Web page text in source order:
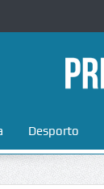
Desporto